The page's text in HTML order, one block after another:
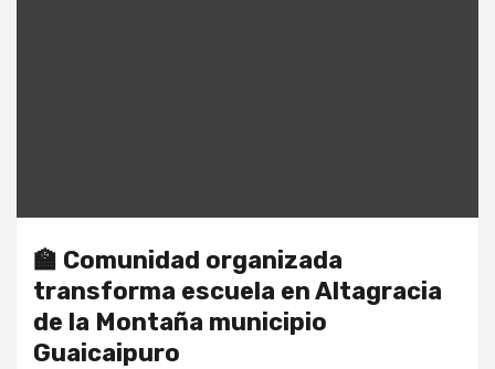
🏫 Comunidad organizada
transforma escuela en Altagracia
de la Montaña municipio
Guaicaipuro